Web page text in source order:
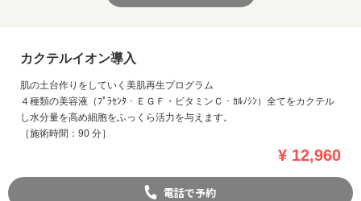
カクテルイオン導入
肌の土台作りをしていく美肌再生プログラム
４種類の美容液（ﾌﾟﾗｾﾝﾀ・ＥＧＦ・ビタミンＣ・ｶﾙﾉｼﾝ）全てをカクテル
し水分量を高め細胞をふっくら活力を与えます。
［施術時間：90 分］
¥ 12,960
電話で予約